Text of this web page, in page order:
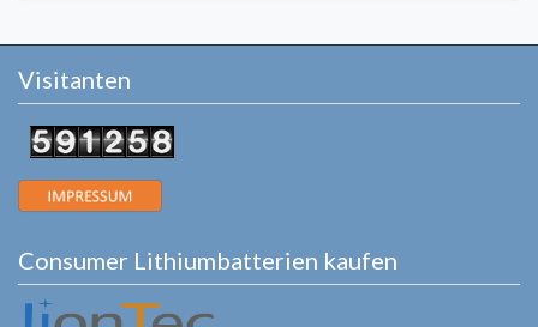
Visitanten
Consumer Lithiumbatterien kaufen